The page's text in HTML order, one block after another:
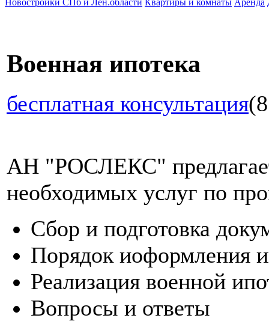
Военная ипотека
бесплатная консультация
АН "РОСЛЕКС"
необходимых услуг по
Сбор и подготовка
Порядок иоформления
Реализация военной
Вопросы и ответы